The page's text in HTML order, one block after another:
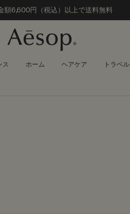
額6,600円（税込）以上で送料無料
ス ホーム ヘアケア トラベル